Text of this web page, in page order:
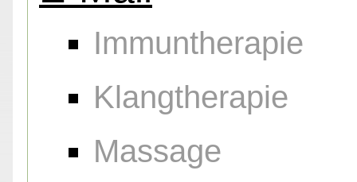
Immuntherapie
Klangtherapie
Massage